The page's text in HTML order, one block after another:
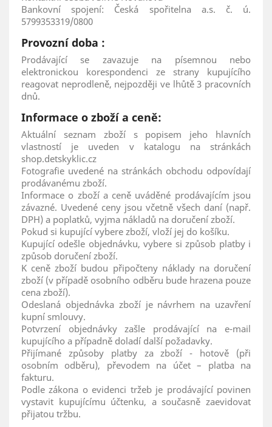
Bankovní spojení: Česká spořitelna a.s. č. ú.
5799353319/0800
Provozní doba :
Prodávající se zavazuje na písemnou nebo
elektronickou korespondenci ze strany kupujícího
reagovat neprodleně, nejpozději ve lhůtě 3 pracovních
dnů.
Informace o zboží a ceně:
Aktuální seznam zboží s popisem jeho hlavních
vlastností je uveden v katalogu na stránkách
shop.detskyklic.cz
Fotografie uvedené na stránkách obchodu odpovídají
prodávanému zboží.
Informace o zboží a ceně uváděné prodávajícím jsou
závazné. Uvedené ceny jsou včetně všech daní (např.
DPH) a poplatků, vyjma nákladů na doručení zboží.
Pokud si kupující vybere zboží, vloží jej do košíku.
Kupující odešle objednávku, vybere si způsob platby i
způsob doručení zboží.
K ceně zboží budou připočteny náklady na doručení
zboží (v případě osobního odběru bude hrazena pouze
cena zboží).
Odeslaná objednávka zboží je návrhem na uzavření
kupní smlouvy.
Potvrzení objednávky zašle prodávající na e-mail
kupujícího a případně doladí další požadavky.
Přijímané způsoby platby za zboží - hotově (při
osobním odběru), převodem na účet – platba na
fakturu.
Podle zákona o evidenci tržeb je prodávající povinen
vystavit kupujícímu účtenku, a současně zaevidovat
přijatou tržbu.